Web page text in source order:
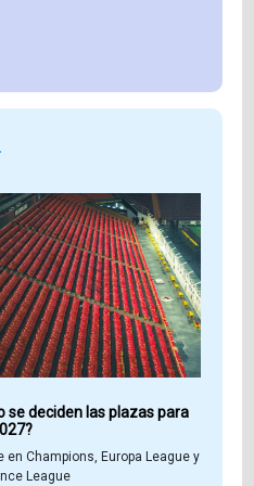
se deciden las plazas para
Champions, Europa League y
League